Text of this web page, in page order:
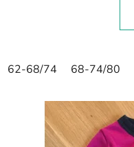
62-68/74 68-74/80